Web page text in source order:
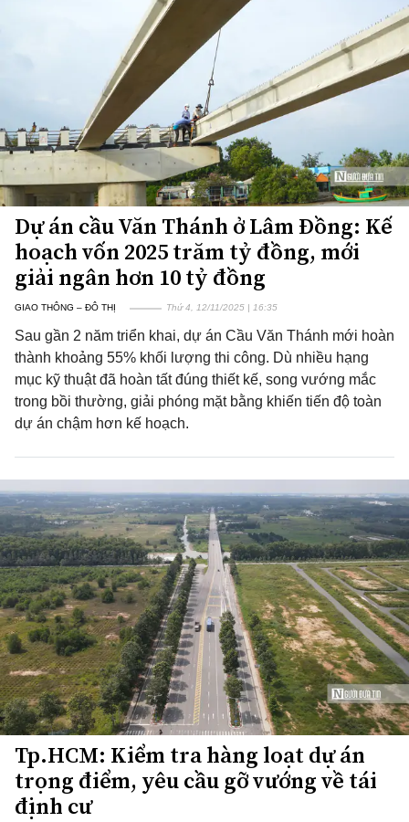
Dự án cầu Văn Thánh ở Lâm Đồng: Kế
hoạch vốn 2025 trăm tỷ đồng, mới
giải ngân hơn 10 tỷ đồng
GIAO THÔNG – ĐÔ THỊ Thứ 4, 12/11/2025 | 16:35
Sau gần 2 năm triển khai, dự án Cầu Văn Thánh mới hoàn
thành khoảng 55% khối lượng thi công. Dù nhiều hạng
mục kỹ thuật đã hoàn tất đúng thiết kế, song vướng mắc
trong bồi thường, giải phóng mặt bằng khiến tiến độ toàn
dự án chậm hơn kế hoạch.
Tp.HCM: Kiểm tra hàng loạt dự án
trọng điểm, yêu cầu gỡ vướng về tái
định cư